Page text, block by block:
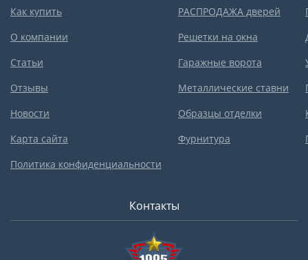
Как купить
О компании
Статьи
Отзывы
Новости
Карта сайта
Политика конфиденциальности
РАСПРОДАЖА дверей
Решетки на окна
Гаражные ворота
Металлические ставни
Образцы отделки
Фурнитура
Контакты